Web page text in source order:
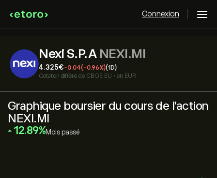
Connexion
Nexi S.P.A NEXI.MI
4.325‎€‎-0.04(-0.96%)(1D)
Cotation différé de CBOE EU • en EUR
Graphique boursier du cours de l'action
NEXI.MI
‎12.89‎ Mois passé